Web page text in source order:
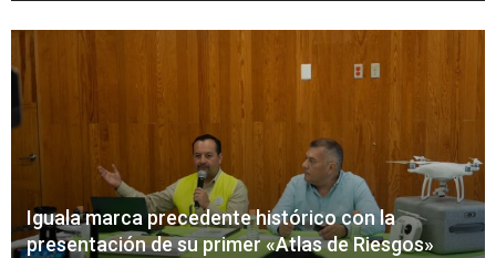
Iguala marca precedente histórico con la
presentación de su primer «Atlas de Riesgos»